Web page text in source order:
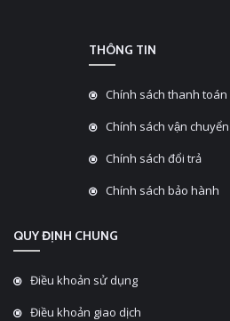
THÔNG TIN
Chính sách thanh toán
Chính sách vận chuyển
Chính sách đổi trả
Chính sách bảo hành
QUY ĐỊNH CHUNG
Điều khoản sử dụng
Điều khoản giao dịch